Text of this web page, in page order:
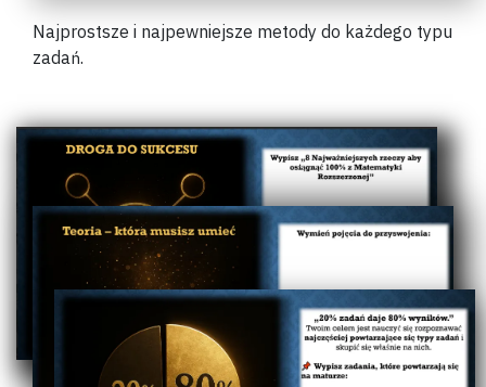
Najprostsze i najpewniejsze metody do każdego typu
zadań.